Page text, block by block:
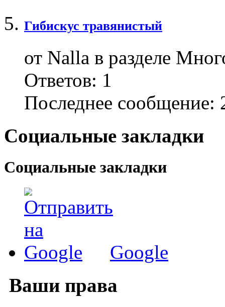
Гибискус травянистый
от Nalla в разделе
Ответов: 1
Последнее сообщение:
Социальные закладки
Социальные закладки
Google
Ваши права